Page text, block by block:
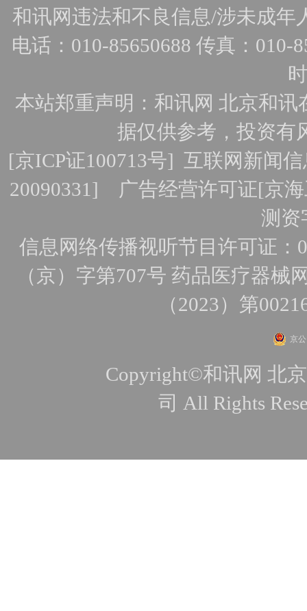
和讯网违法和不良信息/涉未成年
电话：010-85650688 传真：010-
本站郑重声明：和讯网 北京和
据仅供参考，投资有
[京ICP证100713号]互联网新闻
20090331] 广告经营许可证[京
测资
信息网络传播视听节目许可证：
（京）字第707号 药品医疗器械
（2023）第
京
Copyright©和讯网 北
司 All Rights